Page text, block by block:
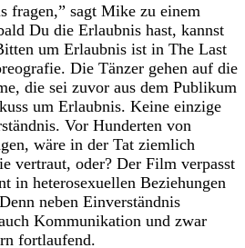
fragen,” sagt Mike zu einem
Du die Erlaubnis hast, kannst
um Erlaubnis ist in The Last
Die Tänzer gehen auf die
die sei zuvor aus dem Publikum
um Erlaubnis. Keine einzige
Vor Hunderten von
wäre in der Tat ziemlich
vertraut, oder? Der Film verpasst
in heterosexuellen Beziehungen
neben Einverständnis
Kommunikation und zwar
fortlaufend.